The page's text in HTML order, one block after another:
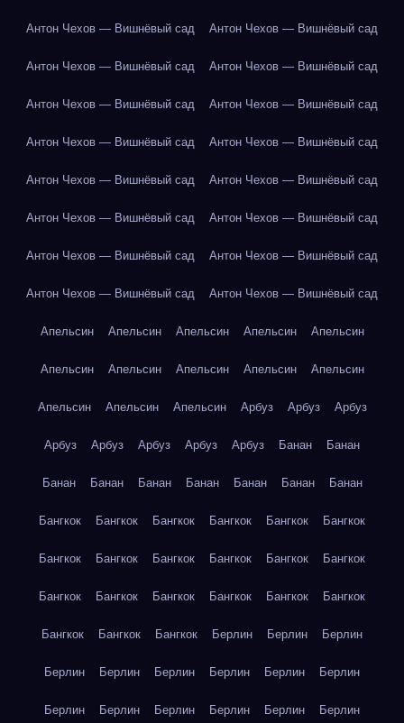
Антон Чехов — Вишнёвый сад Антон Чехов — Вишнёвый сад
Антон Чехов — Вишнёвый сад Антон Чехов — Вишнёвый сад
Антон Чехов — Вишнёвый сад Антон Чехов — Вишнёвый сад
Антон Чехов — Вишнёвый сад Антон Чехов — Вишнёвый сад
Антон Чехов — Вишнёвый сад Антон Чехов — Вишнёвый сад
Антон Чехов — Вишнёвый сад Антон Чехов — Вишнёвый сад
Антон Чехов — Вишнёвый сад Антон Чехов — Вишнёвый сад
Антон Чехов — Вишнёвый сад Антон Чехов — Вишнёвый сад
Апельсин Апельсин Апельсин Апельсин Апельсин
Апельсин Апельсин Апельсин Апельсин Апельсин
Апельсин Апельсин Апельсин Арбуз Арбуз Арбуз
Арбуз Арбуз Арбуз Арбуз Арбуз Банан Банан
Банан Банан Банан Банан Банан Банан Банан
Бангкок Бангкок Бангкок Бангкок Бангкок Бангкок
Бангкок Бангкок Бангкок Бангкок Бангкок Бангкок
Бангкок Бангкок Бангкок Бангкок Бангкок Бангкок
Бангкок Бангкок Бангкок Берлин Берлин Берлин
Берлин Берлин Берлин Берлин Берлин Берлин
Берлин Берлин Берлин Берлин Берлин Берлин